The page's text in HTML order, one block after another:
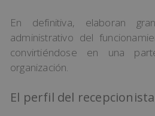
En definitiva, elaboran
administrativo del
convirtiéndose en una
organización.
El perfil del recepcionista